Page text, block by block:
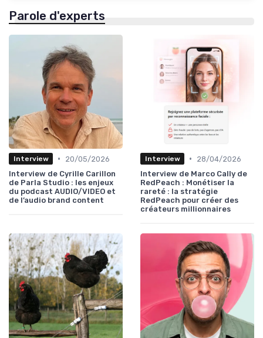
Parole d'experts
Interview •
20/05/2026
Interview de Cyrille Carillon
de Parla Studio : les enjeux
du podcast AUDIO/VIDEO et
de l’audio brand content
Interview •
28/04/2026
Interview de Marco Cally de
RedPeach : Monétiser la
rareté : la stratégie
RedPeach pour créer des
créateurs millionnaires